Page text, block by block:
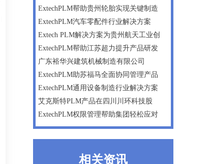
ExtechPLM帮助贵州轮胎实现关键制造
ExtechPLM汽车零配件行业解决方案
Extech PLM解决方案为贵州航天工业创
ExtechPLM帮助江苏超力提升产品研发
广东裕华兴建筑机械制造有限公司
ExtechPLM助苏福马全面协同管理产品
ExtechPLM通用设备制造行业解决方案
艾克斯特PLM产品在四川川环科技股
ExtechPLM权限管理帮助集团轻松应对
相关资讯